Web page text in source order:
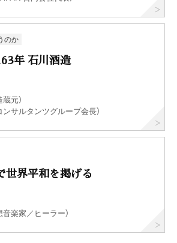
のか
年 石川酒造
元）
サルタンツグループ会長）
世界平和を掲げる
楽家／ヒーラー）